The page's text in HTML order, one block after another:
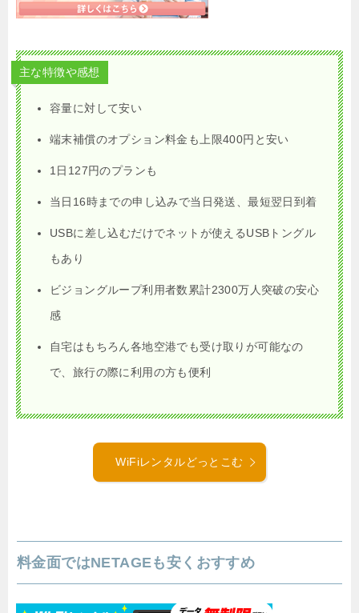
主な特徴や感想
容量に対して安い
端末補償のオプション料金も上限400円と安い
1日127円のプランも
当日16時までの申し込みで当日発送、最短翌日到着
USBに差し込むだけでネットが使えるUSBトングル
もあり
ビジョングループ利用者数累計2300万人突破の安心
感
自宅はもちろん各地空港でも受け取りが可能なの
で、旅行の際に利用の方も便利
WiFiレンタルどっとこむ
料金面ではNETAGEも安くおすすめ